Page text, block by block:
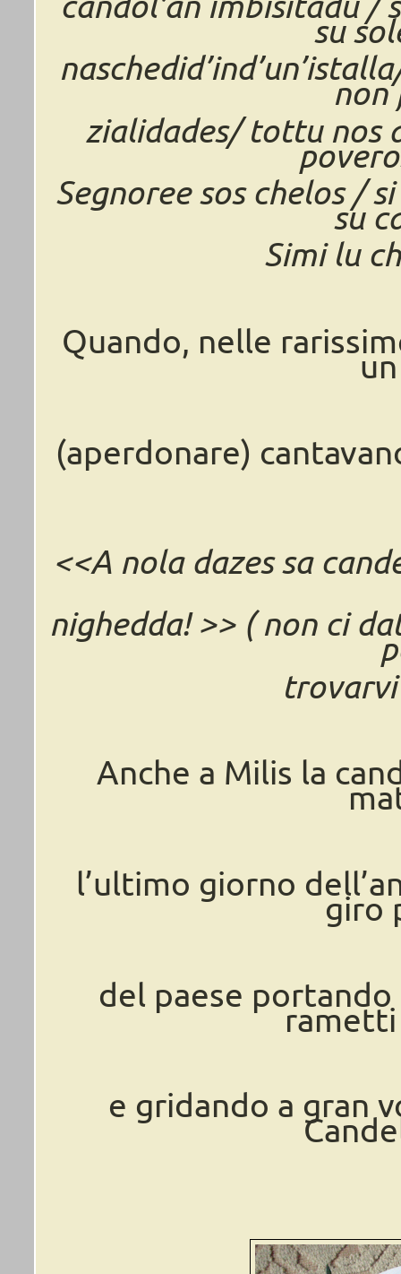
su
non
zialidades/ tottu nos
Segnoree sos chelos /
su
Simi lu
Quando, nelle
(aperdonare)
<<A nola dazes sa
nighedda! >> ( non ci
Anche a Milis la
l’ultimo giorno
giro
del paese
rametti
e gridando a gran